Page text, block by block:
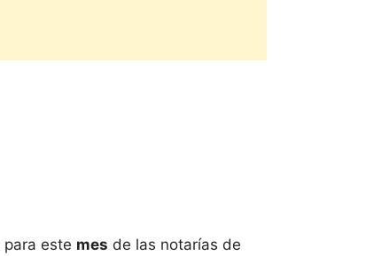
para este mes de las notarías de